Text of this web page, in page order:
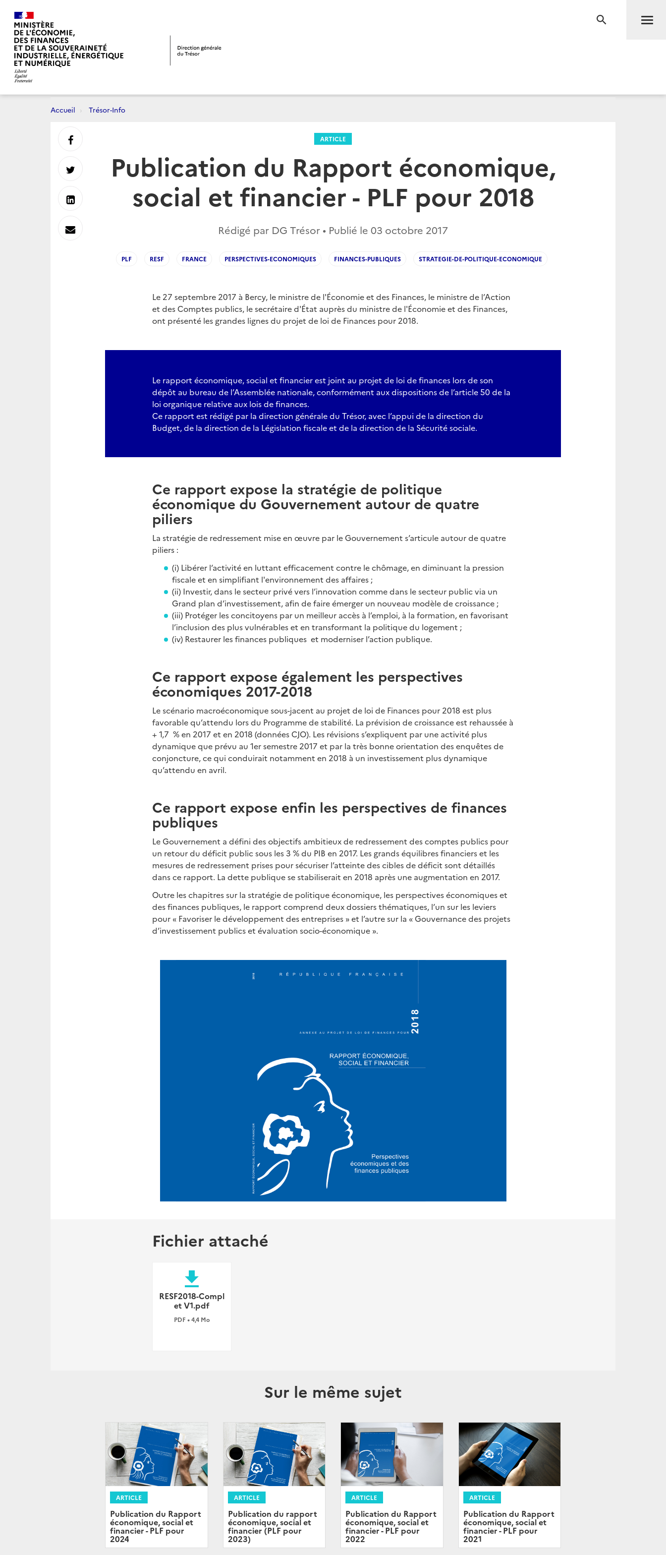
RECHERCHE
Accueil Trésor-Info
ARTICLE
Publication du Rapport économique,
social et financier - PLF pour 2018
Rédigé par DG Trésor • Publié le 03 octobre 2017
PLF RESF FRANCE PERSPECTIVES-ECONOMIQUES FINANCES-PUBLIQUES STRATEGIE-DE-POLITIQUE-ECONOMIQUE
Le 27 septembre 2017 à Bercy, le ministre de l'Économie et des Finances, le ministre de l’Action
et des Comptes publics, le secrétaire d'État auprès du ministre de l'Économie et des Finances,
ont présenté les grandes lignes du projet de loi de Finances pour 2018.
Le rapport économique, social et financier est joint au projet de loi de finances lors de son
dépôt au bureau de l’Assemblée nationale, conformément aux dispositions de l’article 50 de la
loi organique relative aux lois de finances.
Ce rapport est rédigé par la direction générale du Trésor, avec l’appui de la direction du
Budget, de la direction de la Législation fiscale et de la direction de la Sécurité sociale.
Ce rapport expose la stratégie de politique
économique du Gouvernement autour de quatre
piliers
La stratégie de redressement mise en œuvre par le Gouvernement s’articule autour de quatre
piliers :
(i) Libérer l’activité en luttant efficacement contre le chômage, en diminuant la pression
fiscale et en simplifiant l'environnement des affaires ;
(ii) Investir, dans le secteur privé vers l’innovation comme dans le secteur public via un
Grand plan d’investissement, afin de faire émerger un nouveau modèle de croissance ;
(iii) Protéger les concitoyens par un meilleur accès à l’emploi, à la formation, en favorisant
l’inclusion des plus vulnérables et en transformant la politique du logement ;
(iv) Restaurer les finances publiques et moderniser l’action publique.
Ce rapport expose également les perspectives
économiques 2017-2018
Le scénario macroéconomique sous-jacent au projet de loi de Finances pour 2018 est plus
favorable qu’attendu lors du Programme de stabilité. La prévision de croissance est rehaussée à
+ 1,7 % en 2017 et en 2018 (données CJO). Les révisions s’expliquent par une activité plus
dynamique que prévu au 1er semestre 2017 et par la très bonne orientation des enquêtes de
conjoncture, ce qui conduirait notamment en 2018 à un investissement plus dynamique
qu’attendu en avril.
Ce rapport expose enfin les perspectives de finances
publiques
Le Gouvernement a défini des objectifs ambitieux de redressement des comptes publics pour
un retour du déficit public sous les 3 % du PIB en 2017. Les grands équilibres financiers et les
mesures de redressement prises pour sécuriser l’atteinte des cibles de déficit sont détaillés
dans ce rapport. La dette publique se stabiliserait en 2018 après une augmentation en 2017.
Outre les chapitres sur la stratégie de politique économique, les perspectives économiques et
des finances publiques, le rapport comprend deux dossiers thématiques, l’un sur les leviers
pour « Favoriser le développement des entreprises » et l’autre sur la « Gouvernance des projets
d’investissement publics et évaluation socio-économique ».
Fichier attaché
file_download
RESF2018-Compl
et V1.pdf
PDF • 4,4 Mo
Sur le même sujet
ARTICLE
Publication du Rapport
économique, social et
financier - PLF pour
2024
ARTICLE
Publication du rapport
économique, social et
financier (PLF pour
2023)
ARTICLE
Publication du Rapport
économique, social et
financier - PLF pour
2022
ARTICLE
Publication du Rapport
économique, social et
financier - PLF pour
2021
Partager
sur
Partager
sur
Partager
sur
Envoyer